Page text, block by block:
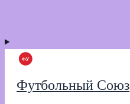
Футбольный Союз